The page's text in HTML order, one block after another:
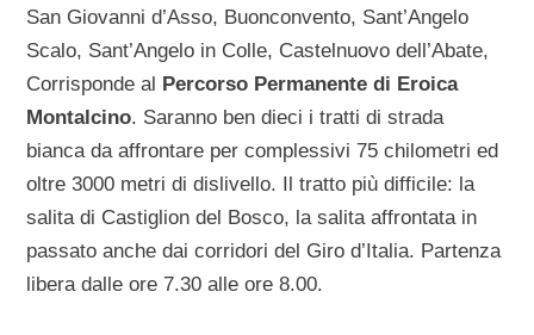
San Giovanni d’Asso, Buonconvento, Sant’Angelo
Scalo, Sant’Angelo in Colle, Castelnuovo dell’Abate,
Corrisponde al Percorso Permanente di Eroica
Montalcino. Saranno ben dieci i tratti di strada
bianca da affrontare per complessivi 75 chilometri ed
oltre 3000 metri di dislivello. Il tratto più difficile: la
salita di Castiglion del Bosco, la salita affrontata in
passato anche dai corridori del Giro d’Italia. Partenza
libera dalle ore 7.30 alle ore 8.00.